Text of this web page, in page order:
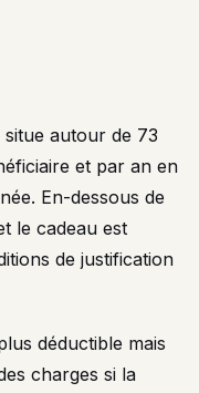
autour de 73
et par an en
En-dessous de
le cadeau est
de justification
déductible mais
charges si la